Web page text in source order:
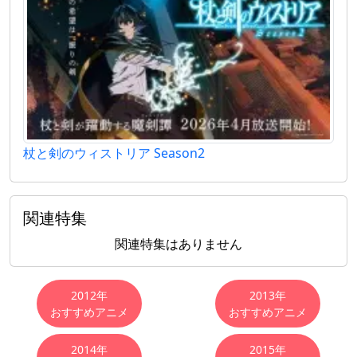
杖と剣のウィストリア Season2
関連特集
関連特集はありません
おすすめアニメ
2012年
おすすめアニメ
2013年
おすすめアニメ
2014年 2015年